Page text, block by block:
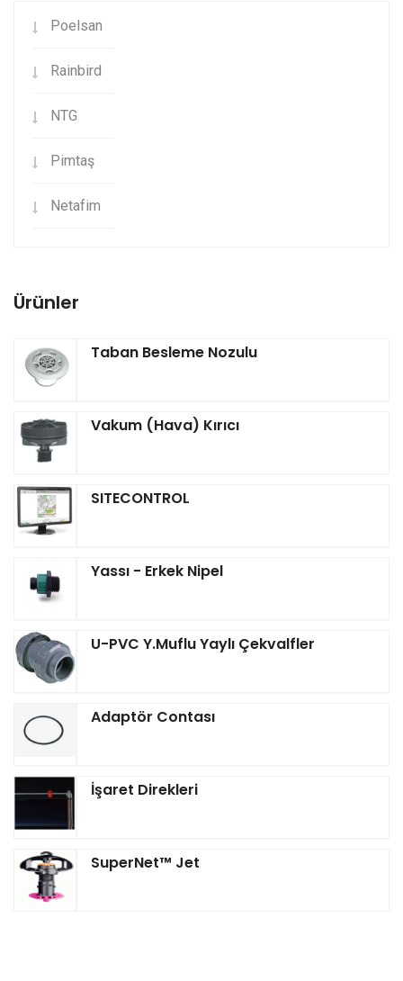
Poelsan
Rainbird
NTG
Pimtaş
Netafim
Ürünler
Taban Besleme Nozulu
Vakum (Hava) Kırıcı
SITECONTROL
Yassı - Erkek Nipel
U-PVC Y.Muflu Yaylı Çekvalfler
Adaptör Contası
İşaret Direkleri
SuperNet™ Jet